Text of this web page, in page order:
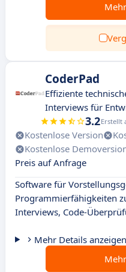
CoderPad
Effiziente
Interviews für
3.2Erstellt
Kostenlose Version
Kostenlose
Preis auf Anfrage
Software für
Programmierfähigkeiten
Interviews, Code-
Mehr Details anzeigen